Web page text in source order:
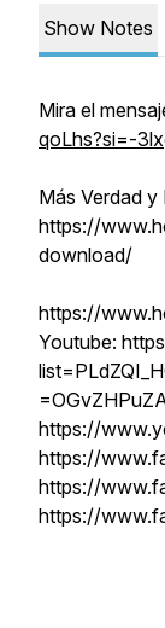
Show Notes
Mira el
qoLhs?si=-
Más Verdad
https://
download/
https://
Youtube:
https://
https://
https://
https://